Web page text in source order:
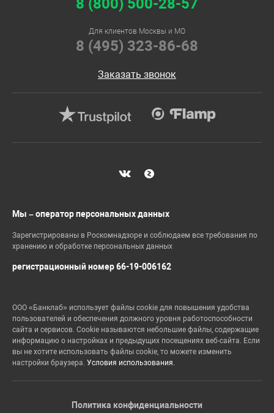
8 (800) 500-28-57
Для клиентов Москвы и МО
8 (495) 323-86-68
Заказать звонок
Мы – оператор персональных данных
Зарегистрированы в Роскомнадзоре и соблюдаем все требования по
хранению и обработке персональных данных
регистрационный номер 66-19-006162
ООО «Банклаб» использует файлы cookie для повышения удобства
пользователей и обеспечения должного уровня работоспособности
сайта и сервисов. Cookie называются небольшие файлы, содержащие
информацию о настройках и предыдущих посещениях веб-сайта. Если
вы не хотите использовать файлы cookie, то можете изменить
настройки браузера. Условия использования.
Политика конфиденциальности